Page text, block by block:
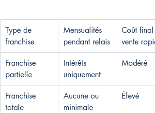
Type de
franchise
Mensualités
pendant relais
Coût final
vente
Franchise
partielle
Intérêts
uniquement
Modéré
Franchise
totale
Aucune ou
minimale
Élevé